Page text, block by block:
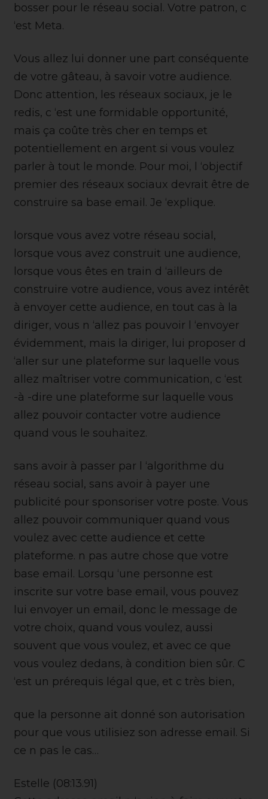
bosser pour le réseau social. Votre patron, c
‘est Meta.
Vous allez lui donner une part conséquente
de votre gâteau, à savoir votre audience.
Donc attention, les réseaux sociaux, je le
redis, c ‘est une formidable opportunité,
mais ça coûte très cher en temps et
potentiellement en argent si vous voulez
parler à tout le monde. Pour moi, l ‘objectif
premier des réseaux sociaux devrait être de
construire sa base email. Je ‘explique.
lorsque vous avez votre réseau social,
lorsque vous avez construit une audience,
lorsque vous êtes en train d ‘ailleurs de
construire votre audience, vous avez intérêt
à envoyer cette audience, en tout cas à la
diriger, vous n ‘allez pas pouvoir l ‘envoyer
évidemment, mais la diriger, lui proposer d
‘aller sur une plateforme sur laquelle vous
allez maîtriser votre communication, c ‘est
-à -dire une plateforme sur laquelle vous
allez pouvoir contacter votre audience
quand vous le souhaitez.
sans avoir à passer par l ‘algorithme du
réseau social, sans avoir à payer une
publicité pour sponsoriser votre poste. Vous
allez pouvoir communiquer quand vous
voulez avec cette audience et cette
plateforme. n pas autre chose que votre
base email. Lorsqu ‘une personne est
inscrite sur votre base email, vous pouvez
lui envoyer un email, donc le message de
votre choix, quand vous voulez, aussi
souvent que vous voulez, et avec ce que
vous voulez dedans, à condition bien sûr. C
‘est un prérequis légal que, et c très bien,
que la personne ait donné son autorisation
pour que vous utilisiez son adresse email. Si
ce n pas le cas…
Estelle (08:13.91)